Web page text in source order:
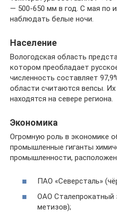
— 500-650 мм в год. С мая по
наблюдать белые ночи.
Население
Вологодская область
котором преобладает
численность составляет
области считаются вепсы.
находятся на севере региона.
Экономика
Огромную роль в экономике
промышленные гиганты
промышленности,
ПАО «Северсталь»
ОАО Сталепрокатный
метизов);